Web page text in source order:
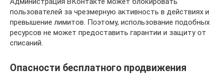
пользователей за чрезмерную активность в действиях и
превышение лимитов. Поэтому, использование подобных
ресурсов не может предоставить гарантии и защиту от
списаний.
Опасности бесплатного продвижения